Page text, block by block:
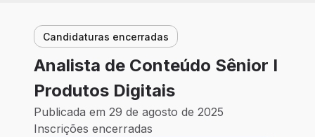
Candidaturas encerradas
Analista de Conteúdo Sênior I
Produtos Digitais
Publicada em 29 de agosto de 2025
Inscrições encerradas